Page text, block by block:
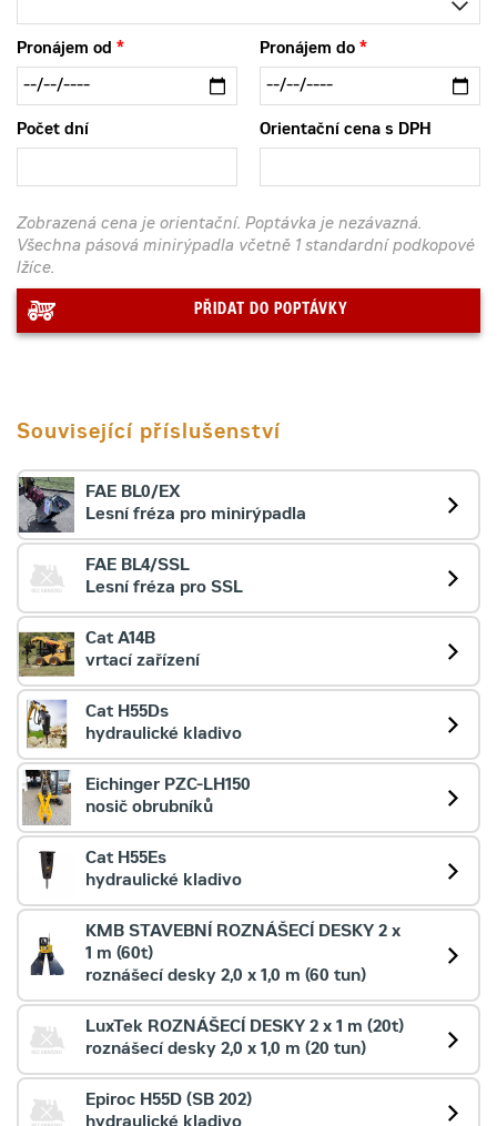
Pronájem od Pronájem do
Počet dní Orientační cena s DPH
Zobrazená cena je orientační. Poptávka je nezávazná.
Všechna pásová minirýpadla včetně 1 standardní podkopové
lžíce.
PŘIDAT DO POPTÁVKY
Související příslušenství
FAE BL0/EX
Lesní fréza pro minirýpadla
FAE BL4/SSL
Lesní fréza pro SSL
Cat A14B
vrtací zařízení
Cat H55Ds
hydraulické kladivo
Eichinger PZC-LH150
nosič obrubníků
Cat H55Es
hydraulické kladivo
KMB STAVEBNÍ ROZNÁŠECÍ DESKY 2 x
1 m (60t)
roznášecí desky 2,0 x 1,0 m (60 tun)
LuxTek ROZNÁŠECÍ DESKY 2 x 1 m (20t)
roznášecí desky 2,0 x 1,0 m (20 tun)
Epiroc H55D (SB 202)